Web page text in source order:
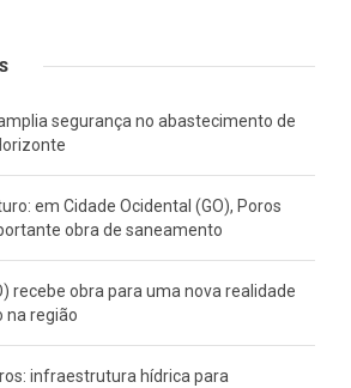
segurança no abastecimento de
em Cidade Ocidental (GO), Poros
obra de saneamento
recebe obra para uma nova realidade
na região
infraestrutura hídrica para